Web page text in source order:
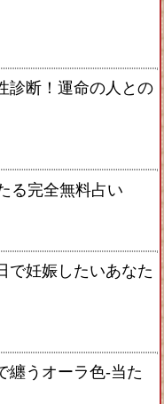
診断！運命の人との
る完全無料占い
で妊娠したいあなた
纏うオーラ色-当た